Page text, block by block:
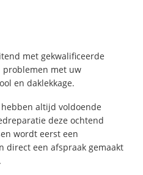
met gekwalificeerde
met uw
en daklekkage.
altijd voldoende
deze ochtend
wordt eerst een
direct een afspraak gemaakt